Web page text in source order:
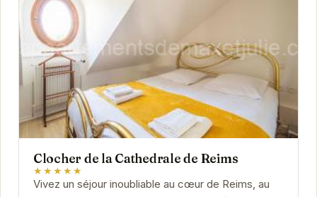
Clocher de la Cathedrale de Reims
★★★★★
Vivez un séjour inoubliable au cœur de Reims, au